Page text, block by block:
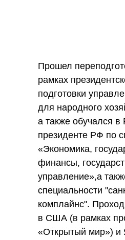
Прошел
рамках
подготовки
для народного
а также обучался
президенте РФ по
«Экономика,
финансы,
управление»,а
специальности
комплайнс".
в США (в рамках
«Открытый мир») и